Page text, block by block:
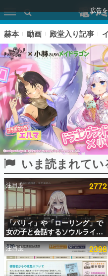
広告
ピックアップ
電ファミのいま読まれている記
アプリセール情報
インタビュー
連載・特集一覧
赫本 動画 殿堂入り記事
いま読まれてい
注目度 2772
「パリィ」や「ローリング」で
女の子と会話するソウルライク
恋愛ゲーム『小早川さんはソウ
ルライク』無料公開。返事に失
敗すると「YOU DIED」
注目度 2398